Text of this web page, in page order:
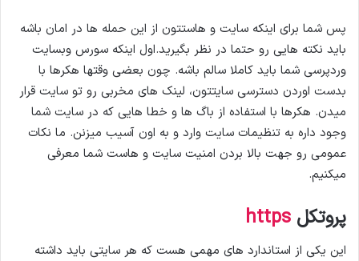
پس شما برای اینکه سایت و هاستتون از این حمله ها در امان باشه
باید نکته هایی رو حتما در نظر بگیرید.اول اینکه سورس وبسایت
وردپرسی شما باید کاملا سالم باشه. چون بعضی وقتها هکرها با
بدست اوردن دسترسی سایتتون، لینک های مخربی رو تو سایت قرار
میدن. هکرها با استفاده از باگ ها و خطا هایی که در سایت شما
وجود داره به تنظیمات سایت وارد و به اون آسیب میزنن. ما نکات
عمومی رو جهت بالا بردن امنیت سایت و هاست شما معرفی
میکنیم.
پروتکل
این یکی از استاندارد های مهمی هست که هر سایتی باید داشته